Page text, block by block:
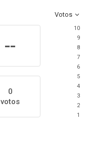
Votos
--
0
votos
10
9
8
7
6
5
4
3
2
1